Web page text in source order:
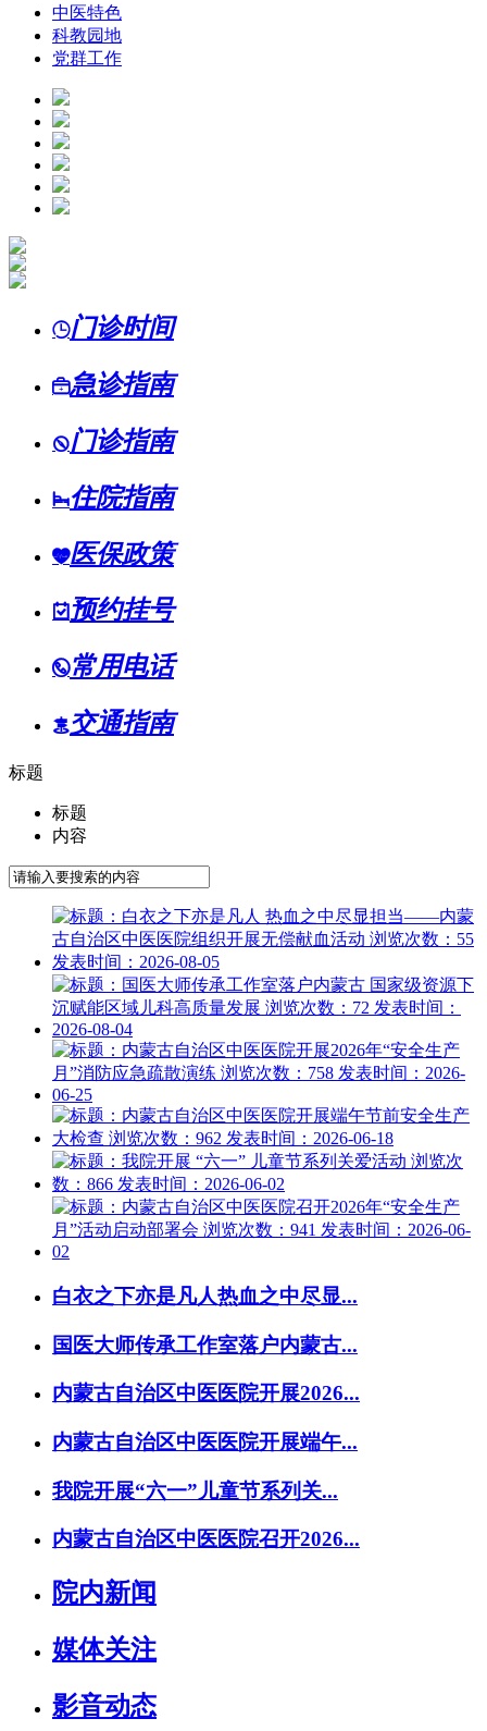
中医特色
科教园地
党群工作
门诊时间
急诊指南
门诊指南
住院指南
医保政策
 预约挂号
常用电话
交通指南
标题
标题
内容
白衣之下亦是凡人热血之中尽显...
国医大师传承工作室落户内蒙古...
内蒙古自治区中医医院开展2026...
内蒙古自治区中医医院开展端午...
我院开展“六一”儿童节系列关...
内蒙古自治区中医医院召开2026...
院内新闻
媒体关注
影音动态